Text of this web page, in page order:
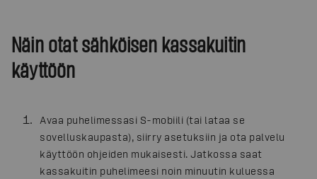
Näin otat sähköisen kassakuitin
käyttöön
Avaa puhelimessasi S-mobiili (tai lataa se
sovelluskaupasta), siirry asetuksiin ja ota palvelu
käyttöön ohjeiden mukaisesti. Jatkossa saat
kassakuitin puhelimeesi noin minuutin kuluessa